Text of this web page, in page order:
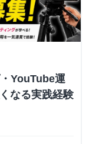
YouTube運
なる実践経験